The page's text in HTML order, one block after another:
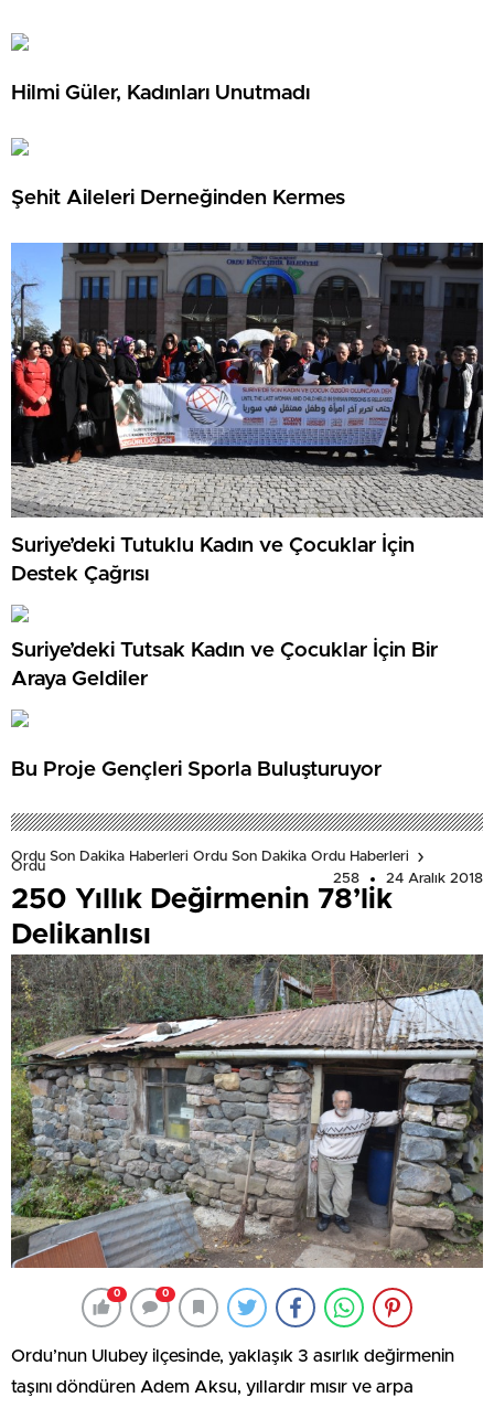
Hilmi Güler, Kadınları Unutmadı
Şehit Aileleri Derneğinden Kermes
Suriye’deki Tutuklu Kadın ve Çocuklar İçin
Destek Çağrısı
Suriye’deki Tutsak Kadın ve Çocuklar İçin Bir
Araya Geldiler
Bu Proje Gençleri Sporla Buluşturuyor
Ordu Son Dakika Haberleri Ordu Son Dakika Ordu Haberleri
Ordu
258
24 Aralık 2018
250 Yıllık Değirmenin 78’lik
Delikanlısı
0 0
Ordu’nun Ulubey ilçesinde, yaklaşık 3 asırlık değirmenin
taşını döndüren Adem Aksu, yıllardır mısır ve arpa